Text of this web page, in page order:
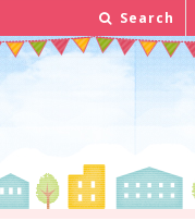
Search